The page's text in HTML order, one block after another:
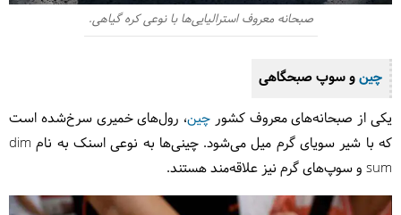
صبحانه معروف استرالیایی‌ها با نوعی کره گیاهی.
چینو سوپ صبحگاهی
یکی از صبحانه‌های معروف کشور چین، رول‌های خمیری سرخ‌شده است
که با شیر سویای گرم میل می‌شود. چینی‌ها به نوعی اسنک به نام dim
sum و سوپ‌های گرم نیز علاقه‌مند هستند.